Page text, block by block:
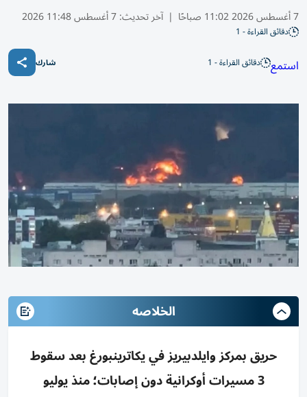
7 أغسطس 2026 11:02 صباحًا | آخر تحديث:7 أغسطس 11:48 2026
دقائق القراءة - 1
استمع دقائق القراءة - 1 شارك
الخلاصه
حريق بمركز وايلدبيريز في يكاترينبورغ بعد سقوط
3 مسيرات أوكرانية دون إصابات؛ منذ يوليو